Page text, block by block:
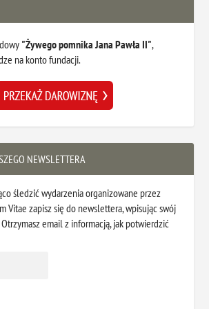
"Żywego pomnika Jana Pawła II",
na konto fundacji.
NEWSLETTERA
śledzić wydarzenia organizowane przez
Vitae zapisz się do newslettera, wpisując swój
email z informacją, jak potwierdzić